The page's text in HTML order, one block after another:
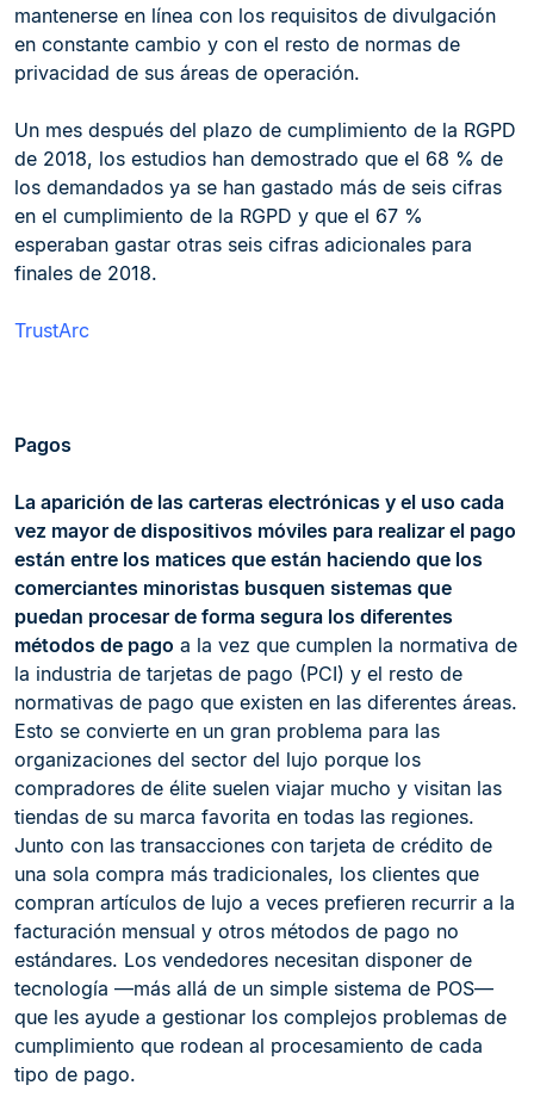
mantenerse en línea con los requisitos de divulgación
en constante cambio y con el resto de normas de
privacidad de sus áreas de operación.
Un mes después del plazo de cumplimiento de la RGPD
de 2018, los estudios han demostrado que el 68 % de
los demandados ya se han gastado más de seis cifras
en el cumplimiento de la RGPD y que el 67 %
esperaban gastar otras seis cifras adicionales para
finales de 2018.
TrustArc
Pagos
La aparición de las carteras electrónicas y el uso cada
vez mayor de dispositivos móviles para realizar el pago
están entre los matices que están haciendo que los
comerciantes minoristas busquen sistemas que
puedan procesar de forma segura los diferentes
métodos de pago a la vez que cumplen la normativa de
la industria de tarjetas de pago (PCI) y el resto de
normativas de pago que existen en las diferentes áreas.
Esto se convierte en un gran problema para las
organizaciones del sector del lujo porque los
compradores de élite suelen viajar mucho y visitan las
tiendas de su marca favorita en todas las regiones.
Junto con las transacciones con tarjeta de crédito de
una sola compra más tradicionales, los clientes que
compran artículos de lujo a veces prefieren recurrir a la
facturación mensual y otros métodos de pago no
estándares. Los vendedores necesitan disponer de
tecnología —más allá de un simple sistema de POS—
que les ayude a gestionar los complejos problemas de
cumplimiento que rodean al procesamiento de cada
tipo de pago.